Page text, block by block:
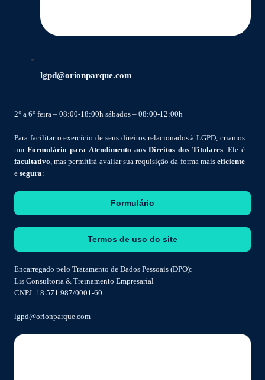
lgpd@orionparque.com
2° a 6° feira – 08:00-18:00h sábados – 08:00-12:00h
Para facilitar o exercício de seus direitos relacionados à LGPD, criamos
um Formulário para Atendimento aos Direitos dos Titulares . Ele é
facultativo , mas permitirá avaliar sua requisição da forma mais eficiente
e segura:
Formulário
Termos de uso do site
Encarregado pelo Tratamento de Dados Pessoais (DPO):
Lis Consultoria & Treinamento Empresarial
CNPJ: 18.571.987/0001-60
lgpd@orionparque.com